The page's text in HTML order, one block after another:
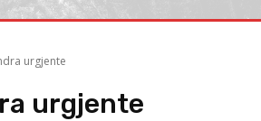
urgjente
urgjente